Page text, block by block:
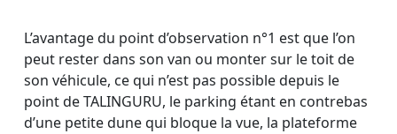
L’avantage du point d’observation n°1 est que l’on
peut rester dans son van ou monter sur le toit de
son véhicule, ce qui n’est pas possible depuis le
point de TALINGURU, le parking étant en contrebas
d’une petite dune qui bloque la vue, la plateforme